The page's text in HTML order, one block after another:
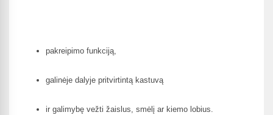
pakreipimo funkciją,
galinėje dalyje pritvirtintą kastuvą
ir galimybę vežti žaislus, smėlį ar kiemo lobius.